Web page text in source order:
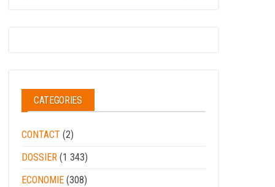
CATEGORIES
CONTACT (2)
DOSSIER (1 343)
ECONOMIE (308)